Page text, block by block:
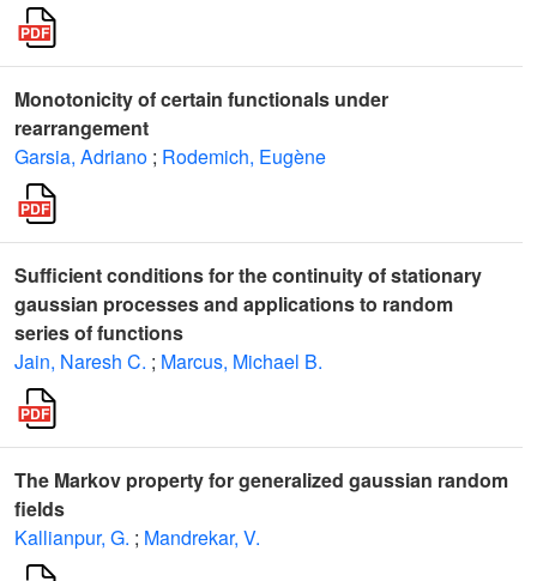
Monotonicity of certain functionals under
rearrangement
Garsia, Adriano ; Rodemich, Eugène
Sufficient conditions for the continuity of stationary
gaussian processes and applications to random
series of functions
Jain, Naresh C. ; Marcus, Michael B.
The Markov property for generalized gaussian random
fields
Kallianpur, G. ; Mandrekar, V.